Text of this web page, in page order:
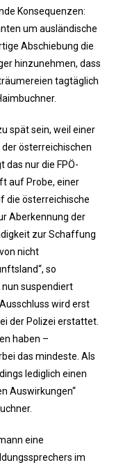
Konsequenzen:
um ausländische
Abschiebung die
hinzunehmen, dass
tagtäglich
spät sein, weil einer
österreichischen
das nur die FPÖ-
auf Probe, einer
die österreichische
Aberkennung der
zur Schaffung
nicht
so
suspendiert
wird erst
der Polizei erstattet.
haben –
das mindeste. Als
lediglich einen
Auswirkungen“
eine
im